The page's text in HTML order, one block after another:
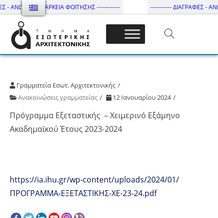
- ΑΝΩΤΑΤΗ ΔΙΑΡΚΕΙΑ ΦΟΙΤΗΣΗΣ ------------ ----------- ΔΙΑΓΡΑΦΕΣ -
Τμήμα Εσωτ. Αρχιτεκτονικής – ΔΙ.ΠΑ.Ε
Γραμματεία Εσωτ. Αρχιτεκτονικής
Ανακοινώσεις γραμματείας
12 Ιανουαρίου 2024
Πρόγραμμα Εξεταστικής – Χειμερινό Εξάμηνο
Ακαδημαϊκού Έτους 2023-2024
https://ia.ihu.gr/wp-content/uploads/2024/01/
ΠΡΟΓΡΑΜΜΑ-ΕΞΕΤΑΣΤΙΚΗΣ-ΧΕ-23-24.pdf